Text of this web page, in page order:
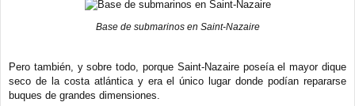
Base de submarinos en Saint-Nazaire
Pero también, y sobre todo, porque Saint-Nazaire poseía el mayor dique
seco de la costa atlántica y era el único lugar donde podían repararse
buques de grandes dimensiones.